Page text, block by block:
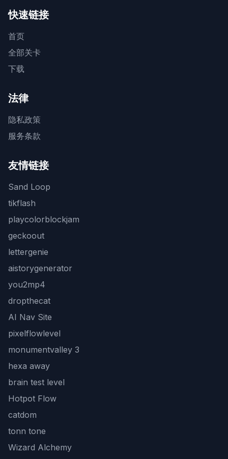
快速链接
首页
全部关卡
下载
法律
隐私政策
服务条款
友情链接
Sand Loop
tikflash
playcolorblockjam
geckoout
lettergenie
aistorygenerator
you2mp4
dropthecat
AI Nav Site
pixelflowlevel
monumentvalley 3
hexa away
brain test level
Hotpot Flow
catdom
tonn tone
Wizard Alchemy